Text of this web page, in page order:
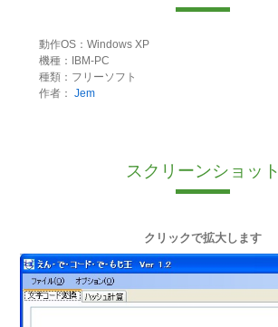
動作OS：Windows XP
機種：IBM-PC
種類：フリーソフト
作者： Jem
スクリーンショット
クリックで拡大します